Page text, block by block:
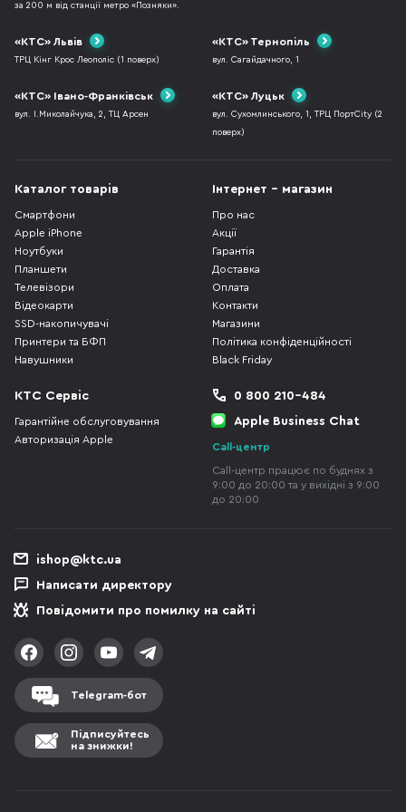
за 200 м від станції метро «Позняки».
«КТС» Львів
ТРЦ Кінг Крос Леополіс (1 поверх)
«КТС» Тернопіль
вул. Сагайдачного, 1
«КТС» Івано-Франківськ
вул. І.Миколайчука, 2, ТЦ Арсен
«КТС» Луцьк
вул. Сухомлинського, 1, ТРЦ ПортCity (2
поверх)
Каталог товарів
Смартфони
Apple iPhone
Ноутбуки
Планшети
Телевізори
Відеокарти
SSD-накопичувачі
Принтери та БФП
Навушники
Інтернет - магазин
Про нас
Акції
Гарантія
Доставка
Оплата
Контакти
Магазини
Політика конфіденційності
Black Friday
КТС Сервіс
Гарантійне обслуговування
Авторизація Apple
0 800 210-484
Apple Business Chat
Call-центр
Call-центр працює по буднях з
9:00 до 20:00 та у вихідні з 9:00
до 20:00
ishop@ktc.ua
Написати директору
Повідомити про помилку на сайті
Telegram-бот
Підписуйтесь
на знижки!